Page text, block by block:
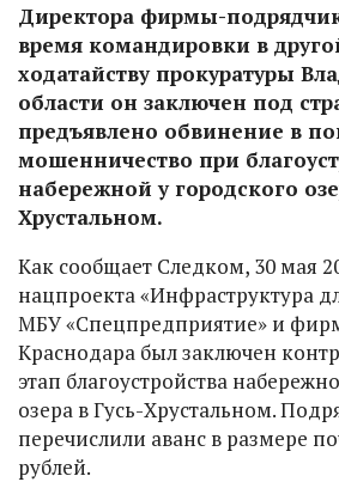
Директора фирмы-
время командировки в
ходатайству прокуратуры
области он заключен под
предъявлено обвинение в
мошенничество при
набережной у городского
Хрустальном.
Как сообщает Следком, 30 мая
нацпроекта «Инфраструктура
МБУ «Спецпредприятие» и
Краснодара был заключен
этап благоустройства
озера в Гусь-Хрустальном.
перечислили аванс в размере
рублей.